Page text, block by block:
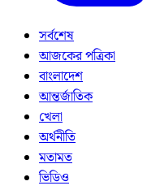
সর্বশেষ
আজকের পত্রিকা
বাংলাদেশ
আন্তর্জাতিক
খেলা
অর্থনীতি
মতামত
ভিডিও